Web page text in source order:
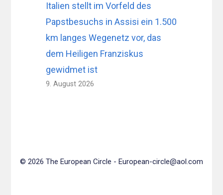
Italien stellt im Vorfeld des
Papstbesuchs in Assisi ein 1.500
km langes Wegenetz vor, das
dem Heiligen Franziskus
gewidmet ist
9. August 2026
© 2026 The European Circle - European-circle@aol.com